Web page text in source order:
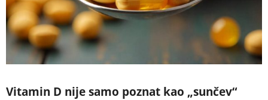
Vitamin D nije samo poznat kao „sunčev“